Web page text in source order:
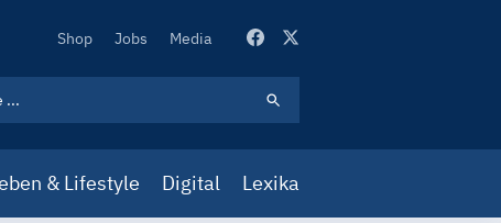
Secondary
Shop Jobs Media
& Lifestyle Digital Lexika